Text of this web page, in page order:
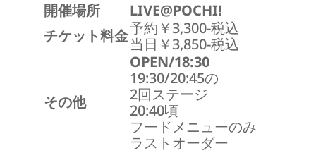
開催場所
LIVE@POCHI!
チケット料金予約￥3,300-税込
当日￥3,850-税込
その他
OPEN/18:30
19:30/20:45の
2回ステージ
20:40頃
フードメニューのみ
ラストオーダー